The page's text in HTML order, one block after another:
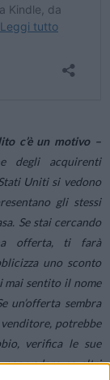
c’è un motivo –
degli acquirenti
Uniti si vedono
gli stessi
Se stai cercando
offerta, ti farà
uno sconto
mai sentito il nome
un’offerta sembra
potrebbe
verifica le sue
vedere se altri